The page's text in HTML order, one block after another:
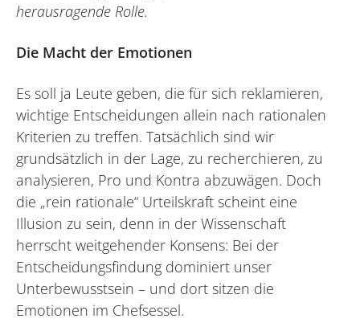
herausragende Rolle.
Die Macht der Emotionen
Es soll ja Leute geben, die für sich reklamieren,
wichtige Entscheidungen allein nach rationalen
Kriterien zu treffen. Tatsächlich sind wir
grundsätzlich in der Lage, zu recherchieren, zu
analysieren, Pro und Kontra abzuwägen. Doch
die „rein rationale“ Urteilskraft scheint eine
Illusion zu sein, denn in der Wissenschaft
herrscht weitgehender Konsens: Bei der
Entscheidungsfindung dominiert unser
Unterbewusstsein – und dort sitzen die
Emotionen im Chefsessel.